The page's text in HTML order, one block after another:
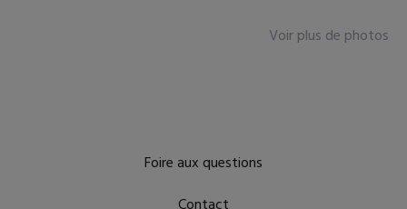
Voir plus de photos
Foire aux questions